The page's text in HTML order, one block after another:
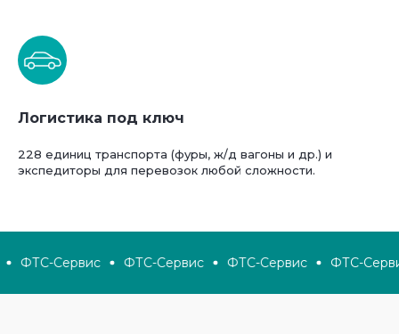
Логистика под ключ
228 единиц транспорта (фуры, ж/д вагоны и др.) и
экспедиторы для перевозок любой сложности.
ФТС-Сервис ФТС-Сервис ФТС-Сервис ФТС-